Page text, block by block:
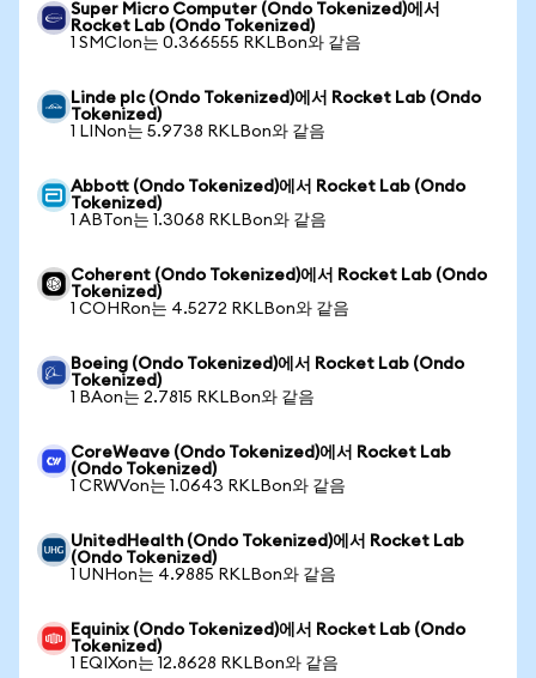
Super Micro Computer (Ondo Tokenized)에서
Rocket Lab (Ondo Tokenized)
1 SMCIon는 0.366555 RKLBon와 같음
Linde plc (Ondo Tokenized)에서 Rocket Lab (Ondo
Tokenized)
1 LINon는 5.9738 RKLBon와 같음
Abbott (Ondo Tokenized)에서 Rocket Lab (Ondo
Tokenized)
1 ABTon는 1.3068 RKLBon와 같음
Coherent (Ondo Tokenized)에서 Rocket Lab (Ondo
Tokenized)
1 COHRon는 4.5272 RKLBon와 같음
Boeing (Ondo Tokenized)에서 Rocket Lab (Ondo
Tokenized)
1 BAon는 2.7815 RKLBon와 같음
CoreWeave (Ondo Tokenized)에서 Rocket Lab
(Ondo Tokenized)
1 CRWVon는 1.0643 RKLBon와 같음
UnitedHealth (Ondo Tokenized)에서 Rocket Lab
(Ondo Tokenized)
1 UNHon는 4.9885 RKLBon와 같음
Equinix (Ondo Tokenized)에서 Rocket Lab (Ondo
Tokenized)
1 EQIXon는 12.8628 RKLBon와 같음